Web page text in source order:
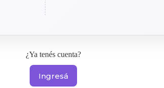
¿Ya tenés cuenta?
Ingresá